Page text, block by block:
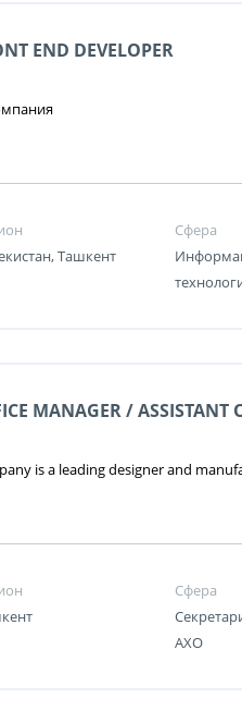
END DEVELOPER
Сфера
Ташкент
MANAGER / ASSISTANT
is a leading designer and
Сфера
АХО